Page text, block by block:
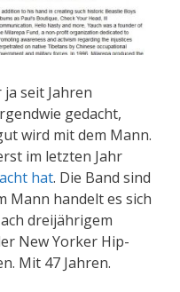
seit Jahren
gedacht,
wird mit dem Mann.
im letzten Jahr
hat. Die Band sind
Mann handelt es sich
dreijährigem
New Yorker Hip-
Mit 47 Jahren.